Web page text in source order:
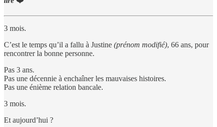
3 mois.
C’est le temps qu’il a fallu à Justine (prénom modifié), 66 ans, pour
rencontrer la bonne personne.
Pas 3 ans.
Pas une décennie à enchaîner les mauvaises histoires.
Pas une énième relation bancale.
3 mois.
Et aujourd’hui ?